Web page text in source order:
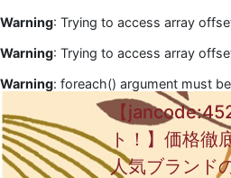
Warning: Trying to access array
Warning: Trying to access array
Warning: foreach() argument must
【
ト！】価格徹
人気ブランド